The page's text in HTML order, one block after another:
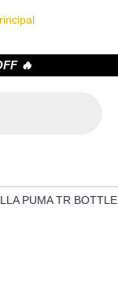
🔥
PUMA TR BOTTLE